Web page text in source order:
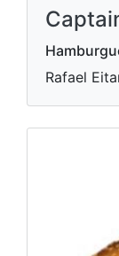
Rafael